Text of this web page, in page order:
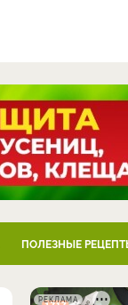
ПОЛЕЗНЫЕ
РЕКЛАМА